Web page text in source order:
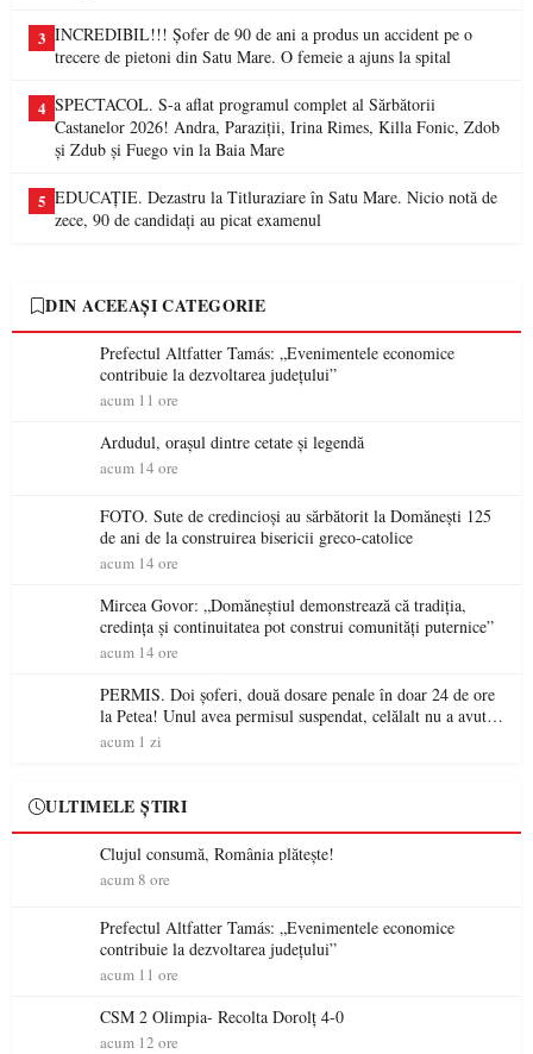
3 INCREDIBIL!!! Șofer de 90 de ani a produs un accident pe o
trecere de pietoni din Satu Mare. O femeie a ajuns la spital
4 SPECTACOL. S-a aflat programul complet al Sărbătorii
Castanelor 2026! Andra, Paraziții, Irina Rimes, Killa Fonic, Zdob
și Zdub și Fuego vin la Baia Mare
5 EDUCAȚIE. Dezastru la Titluraziare în Satu Mare. Nicio notă de
zece, 90 de candidați au picat examenul
DIN ACEEAȘI CATEGORIE
Prefectul Altfatter Tamás: „Evenimentele economice
contribuie la dezvoltarea județului”
acum 11 ore
Ardudul, orașul dintre cetate și legendă
acum 14 ore
FOTO. Sute de credincioși au sărbătorit la Domănești 125
de ani de la construirea bisericii greco-catolice
acum 14 ore
Mircea Govor: „Domăneștiul demonstrează că tradiția,
credința și continuitatea pot construi comunități puternice”
acum 14 ore
PERMIS. Doi șoferi, două dosare penale în doar 24 de ore
la Petea! Unul avea permisul suspendat, celălalt nu a avut
niciodată permis
acum 1 zi
ULTIMELE ȘTIRI
Clujul consumă, România plătește!
acum 8 ore
Prefectul Altfatter Tamás: „Evenimentele economice
contribuie la dezvoltarea județului”
acum 11 ore
CSM 2 Olimpia- Recolta Dorolț 4-0
acum 12 ore